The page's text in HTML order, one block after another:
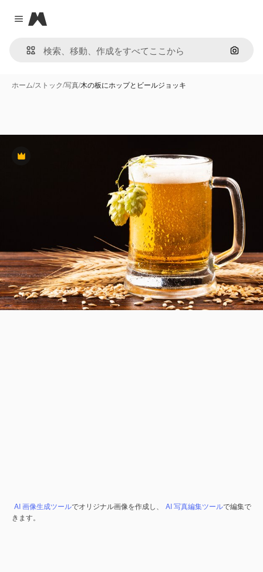
Close menu
Magnific
画像で
ホーム/ストック/写真/木の板にホップとビールジョッキ
Premium
AI 画像生成ツールでオリジナル画像を作成し、 AI 写真編集ツールで編集で
きます。